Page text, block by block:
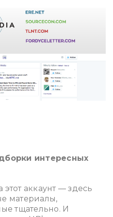
интересных
аккаунт — здесь
материалы,
тщательно. И